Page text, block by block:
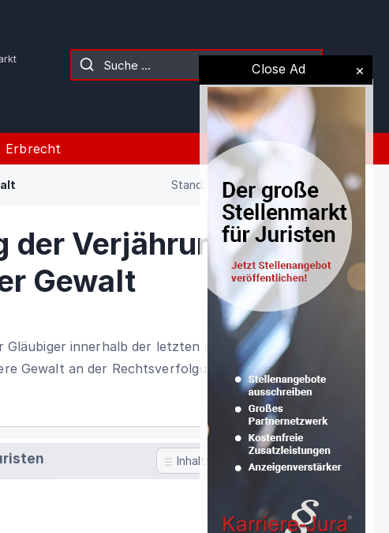
Erbrecht
Stand: 09.08.2026 (Gesetz)
Close Ad
der Verjährung
Gewalt
Gläubiger innerhalb der letzten sechs
Gewalt an der Rechtsverfolgung gehindert
Inhaltsverzeichnis